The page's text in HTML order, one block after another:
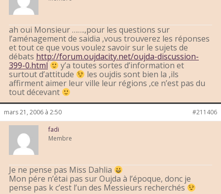
ah oui Monsieur …….,pour les questions sur
l’aménagement de saidia ,vous trouverez les réponses
et tout ce que vous voulez savoir sur le sujets de
débats http://forum.oujdacity.net/oujda-discussion-
399-0.html
y’a toutes sortes d’information et
surtout d’attitude
les oujdis sont bien la ,ils
affirment aimer leur ville leur régions ,ce n’est pas du
tout décevant
mars 21, 2006 à 2:50 #211406
fadi
Membre
Je ne pense pas Miss Dahlia
Mon pére n’étai pas sur Oujda à l’époque, donc je
pense pas k c’est l’un des Messieurs recherchés